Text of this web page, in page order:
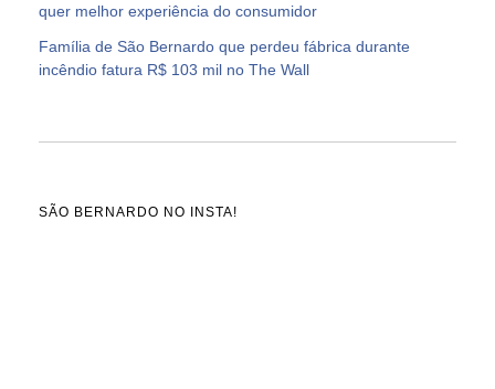
quer melhor experiência do consumidor
Família de São Bernardo que perdeu fábrica durante
incêndio fatura R$ 103 mil no The Wall
SÃO BERNARDO NO INSTA!